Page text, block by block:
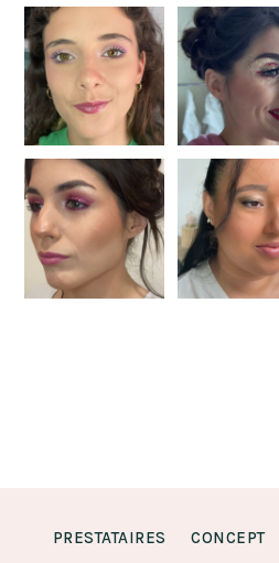
PRESTATAIRES CONCEPT